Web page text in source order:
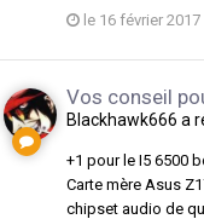
le 16 février 2017
Vos conseil
Blackhawk666 a
+1 pour le I5 6500
Carte mère Asus
chipset audio de